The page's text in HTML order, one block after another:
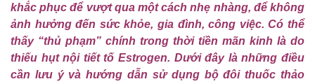
khắc phục để vượt qua một cách nhẹ nhàng, để không
ảnh hưởng đến sức khỏe, gia đình, công việc. Có thể
thấy “thủ phạm” chính trong thời tiền mãn kinh là do
thiếu hụt nội tiết tố Estrogen. Dưới đây là những điều
cần lưu ý và hướng dẫn sử dụng bộ đôi thuốc thảo